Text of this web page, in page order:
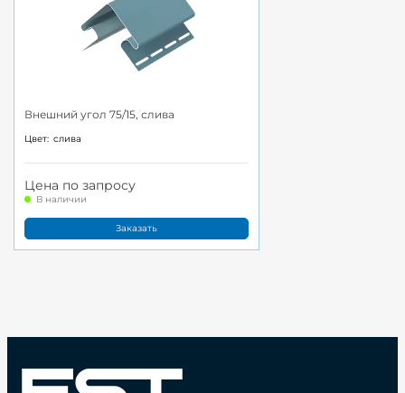
Внешний угол 75/15, слива
Цвет: слива
Цена по запросу
В наличии
Заказать